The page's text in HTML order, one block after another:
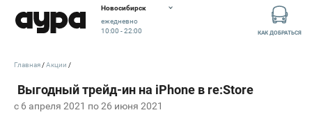
Новосибирск
ежедневно
10:00 - 22:00
КАК ДОБРАТЬСЯ
c 6 апреля 2021 по 26 июня 2021
Главная Акции